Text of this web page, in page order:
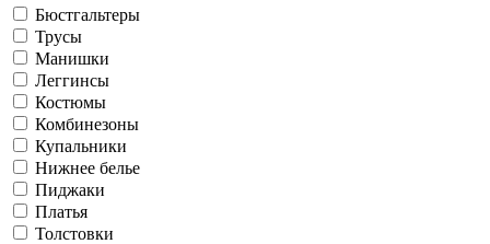
Бюстгальтеры
Трусы
Манишки
Леггинсы
Костюмы
Комбинезоны
Купальники
Нижнее белье
Пиджаки
Платья
Толстовки